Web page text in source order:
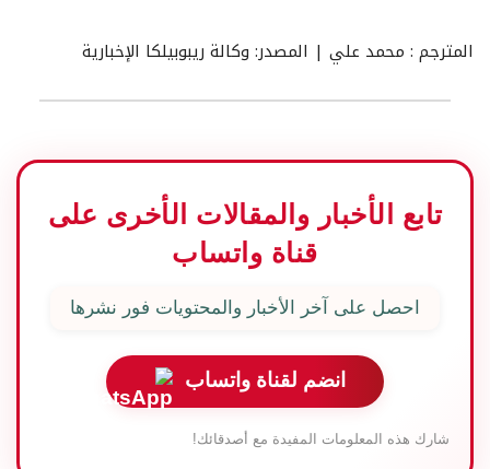
المترجم : محمد علي | المصدر: وكالة ريبوبيلكا الإخبارية
تابع الأخبار والمقالات الأخرى على
قناة واتساب
احصل على آخر الأخبار والمحتويات فور نشرها
انضم لقناة واتساب
شارك هذه المعلومات المفيدة مع أصدقائك!